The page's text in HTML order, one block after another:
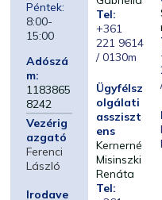
Péntek:
8:00-
15:00
Adószá
m:
1183865
8242
Vezérig
azgató
Ferenci
László
Irodave
Tel:
+361
221 9614
/ 0130m
Ügyfélsz
olgálati
assziszt
ens
Kernerné
Misinszki
Renáta
Tel: